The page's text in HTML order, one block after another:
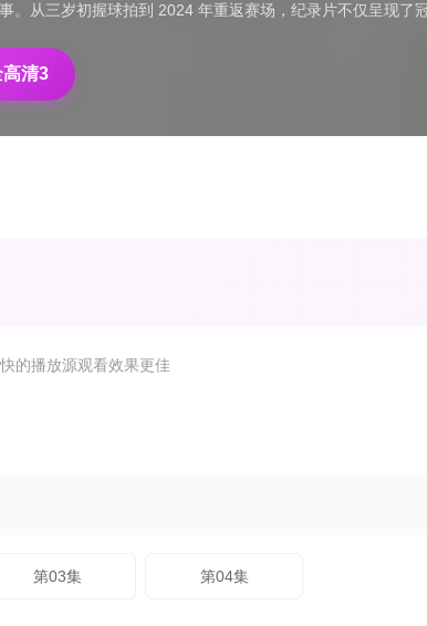
。从三岁初握球拍到 2024 年重返赛场，纪录片不仅呈现了
高清3
的播放源观看效果更佳
第03集 第04集